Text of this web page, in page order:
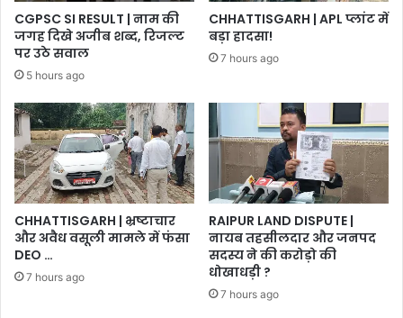
CGPSC SI RESULT | नाम की
जगह दिखे अजीब शब्द, रिजल्ट
पर उठे सवाल
5 hours ago
CHHATTISGARH | APL प्लांट में
बड़ा हादसा!
7 hours ago
CHHATTISGARH | भ्रष्टाचार
और अवैध वसूली मामले में फंसा
DEO …
7 hours ago
RAIPUR LAND DISPUTE |
नायब तहसीलदार और जनपद
सदस्य ने की करोड़ो की
धोखाधड़ी ?
7 hours ago